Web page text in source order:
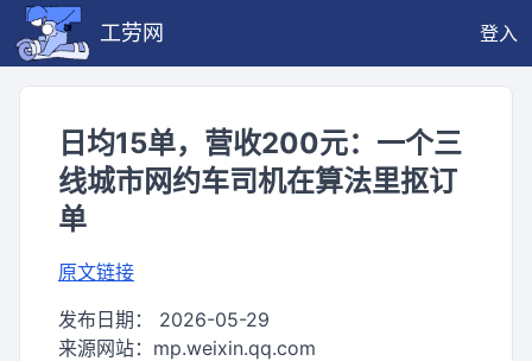
工劳网 登入
日均15单，营收200元：一个三
线城市网约车司机在算法里抠订
单
原文链接
发布日期： 2026-05-29
来源网站： mp.weixin.qq.com